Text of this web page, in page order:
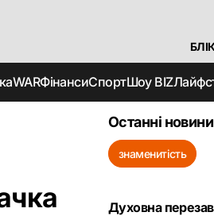
WARФінансиСпортШоу BIZ
Останні новини
знаменитість
Духовна